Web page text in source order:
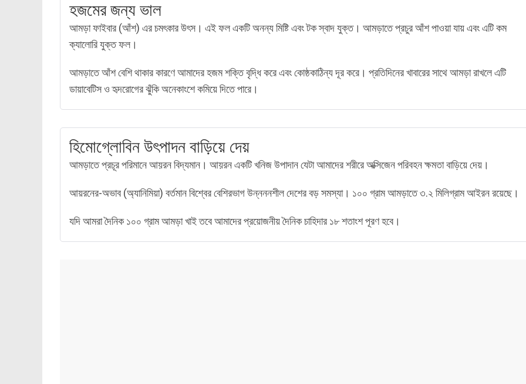
হজমের জন্য ভাল
আমড়া ফাইবার (আঁশ) এর চমৎকার উৎস। এই ফল একটি অনন্য মিষ্টি এবং টক স্বাদ যুক্ত। আমড়াতে প্রচুর আঁশ পাওয়া যায় এবং এটি কম
ক্যালোরি যুক্ত ফল।
আমড়াতে আঁশ বেশি থাকার কারণে আমাদের হজম শক্তি বৃদ্ধি করে এবং কোষ্ঠকাঠিন্য দূর করে। প্রতিদিনের খাবারের সাথে আমড়া রাখলে এটি
ডায়াবেটিস ও হৃদরোগের ঝুঁকি অনেকাংশে কমিয়ে দিতে পারে।
হিমোগ্লোবিন উৎপাদন বাড়িয়ে দেয়
আমড়াতে প্রচূর পরিমানে আয়রন বিদ্যমান। আয়রন একটি খনিজ উপাদান যেটা আমাদের শরীরে অক্সিজেন পরিবহন ক্ষমতা বাড়িয়ে দেয়।
আয়রনের-অভাব (অ্যানিমিয়া) বর্তমান বিশ্বের বেশিরভাগ উন্নননশীল দেশের বড় সমস্যা। ১০০ গ্রাম আমড়াতে ৩.২ মিলিগ্রাম আইরন রয়েছে।
যদি আমরা দৈনিক ১০০ গ্রাম আমড়া খাই তবে আমাদের প্রয়োজনীয় দৈনিক চাহিদার ১৮ শতাংশ পূরণ হবে।